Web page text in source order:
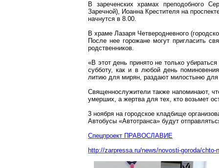
В зареченских храмах преподобного
Заречной), Иоанна Крестителя на
начнутся в 8.00.
В храме Лазаря Четверодневного
После нее горожане могут пригласить
родственников.
«В этот день принято не только
субботу, как и в любой день
литию для мирян, раздают милостыню для
Священнослужители также напоминают,
умерших, а жертва для тех, кто возьмет
3 ноября на городское кладбище
Автобусы «Автотранса» будут
Спецпроект ПРАВОСЛАВИЕ
http://zarpressa.ru/news/novosti-goroda/